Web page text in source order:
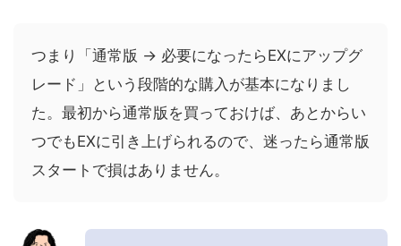
つまり「通常版 → 必要になったらEXにアップグ
レード」という段階的な購入が基本になりまし
た。最初から通常版を買っておけば、あとからい
つでもEXに引き上げられるので、迷ったら通常版
スタートで損はありません。